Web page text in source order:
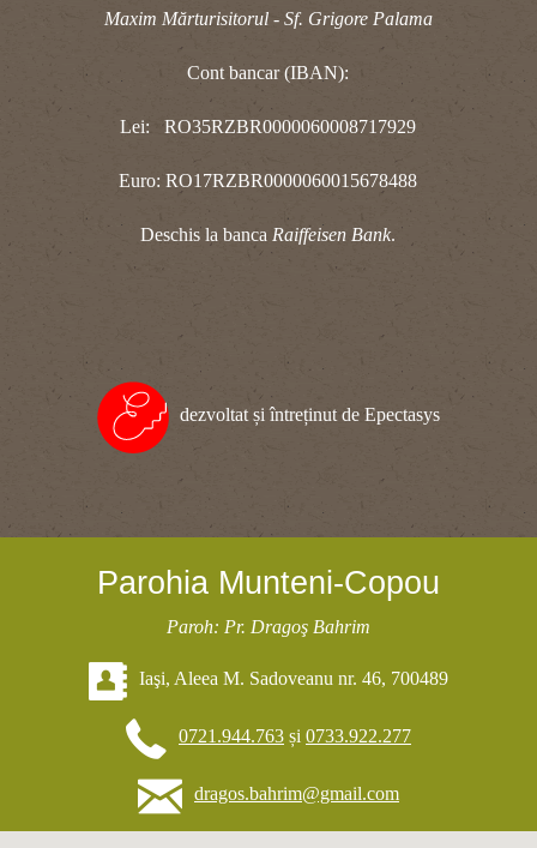
Maxim Mărturisitorul - Sf. Grigore Palama
Cont bancar (IBAN):
Lei: RO35RZBR0000060008717929
Euro: RO17RZBR0000060015678488
Deschis la banca Raiffeisen Bank.
dezvoltat și întreținut de Epectasys
Parohia Munteni-Copou
Paroh: Pr. Dragoş Bahrim
Iaşi, Aleea M. Sadoveanu nr. 46, 700489
0721.944.763 și 0733.922.277
dragos.bahrim@gmail.com